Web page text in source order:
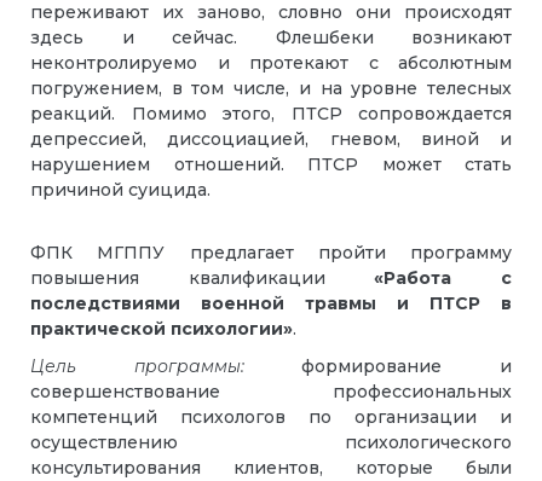
переживают их заново, словно они происходят
здесь и сейчас. Флешбеки возникают
неконтролируемо и протекают с абсолютным
погружением, в том числе, и на уровне телесных
реакций. Помимо этого, ПТСР сопровождается
депрессией, диссоциацией, гневом, виной и
нарушением отношений. ПТСР может стать
причиной суицида.
ФПК МГППУ предлагает пройти программу
повышения квалификации«Работа с
последствиями военной травмы и ПТСР в
практической психологии».
Цель программы:формирование и
совершенствование профессиональных
компетенций психологов по организации и
осуществлению психологического
консультирования клиентов, которые были